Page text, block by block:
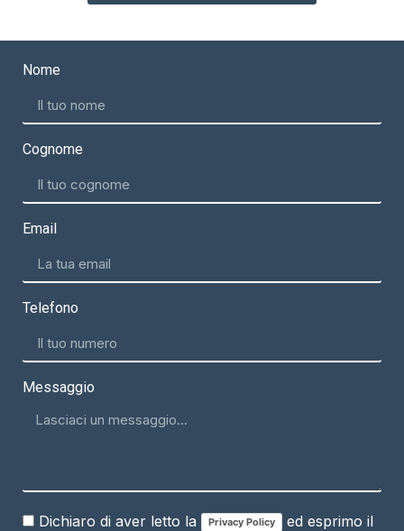
Nome
Cognome
Email
Telefono
Messaggio
Dichiaro di aver letto la Privacy Policy
ed esprimo il